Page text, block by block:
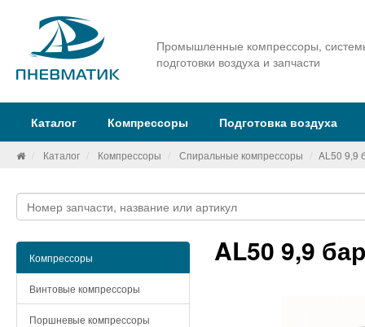
Промышленные компрессоры,
подготовки воздуха и запчасти
Каталог Компрессоры Подготовка воздуха
Каталог Компрессоры Спиральные компрессоры AL50 9,9
Компрессоры
Винтовые компрессоры
Поршневые компрессоры
AL50 9,9